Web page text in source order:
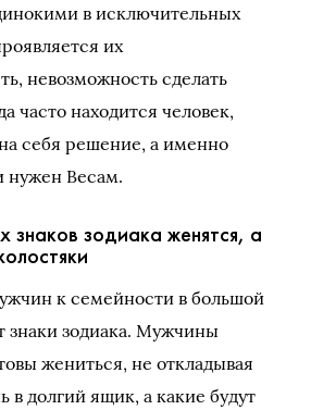
в исключительных
их
невозможность сделать
часто находится человек,
себя решение, а именно
нужен Весам.
знаков зодиака женятся, а
к семейности в большой
знаки зодиака. Мужчины
жениться, не откладывая
долгий ящик, а какие будут